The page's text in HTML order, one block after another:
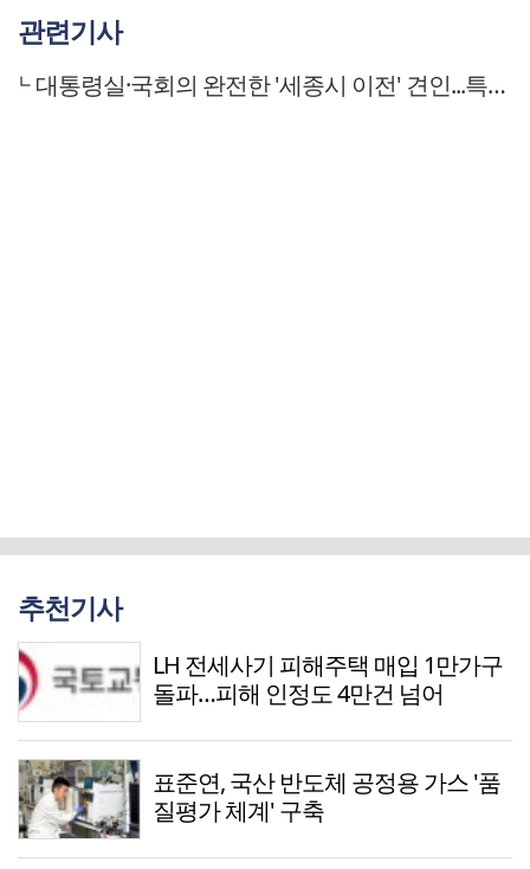
관련기사
대통령실·국회의 완전한 '세종시 이전' 견인...특별법 발의되나
추천기사
LH 전세사기 피해주택 매입 1만가구
돌파…피해 인정도 4만건 넘어
표준연, 국산 반도체 공정용 가스 '품
질평가 체계' 구축